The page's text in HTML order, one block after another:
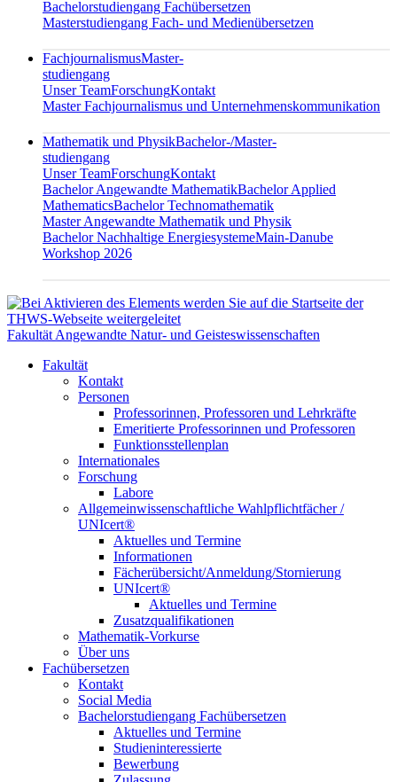
Bachelorstudiengang Fachübersetzen
Masterstudiengang Fach- und Medienübersetzen
FachjournalismusMaster-
studiengang
Unser TeamForschungKontakt
Master Fachjournalismus und Unternehmenskommunikation
Mathematik und PhysikBachelor-/Master-
studiengang
Unser TeamForschungKontakt
Bachelor Angewandte MathematikBachelor Applied
MathematicsBachelor Technomathematik
Master Angewandte Mathematik und Physik
Bachelor Nachhaltige EnergiesystemeMain-Danube
Workshop 2026
Fakultät Angewandte Natur- und Geisteswissenschaften
Fakultät
Kontakt
Personen
Professorinnen, Professoren und Lehrkräfte
Emeritierte Professorinnen und Professoren
Funktionsstellenplan
Internationales
Forschung
Labore
Allgemeinwissenschaftliche Wahlpflichtfächer /
UNIcert®
Aktuelles und Termine
Informationen
Fächerübersicht/Anmeldung/Stornierung
UNIcert®
Aktuelles und Termine
Zusatzqualifikationen
Mathematik-Vorkurse
Über uns
Fachübersetzen
Kontakt
Social Media
Bachelorstudiengang Fachübersetzen
Aktuelles und Termine
Studieninteressierte
Bewerbung